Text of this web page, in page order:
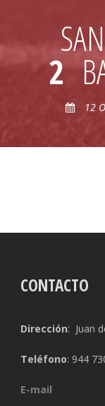
2
12
CONTACTO
Dirección: Juan
Teléfono: 944
E-mail